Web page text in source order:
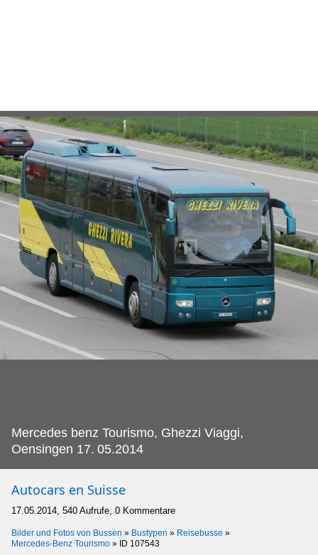
Mercedes benz Tourismo, Ghezzi Viaggi,
Oensingen 17. 05.2014
Autocars en Suisse
17.05.2014, 540 Aufrufe, 0 Kommentare
Bilder und Fotos von Bussen » Bustypen » Reisebusse »
Mercedes-Benz Tourismo » ID 107543